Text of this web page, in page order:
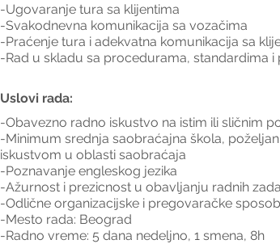
-Ugovaranje tura sa klijentima
-Svakodnevna komunikacija sa vozačima
-Praćenje tura i adekvatna komunikacija sa
-Rad u skladu sa procedurama, standardima
Uslovi rada:
-Obavezno radno iskustvo na istim ili sličnim
-Minimum srednja saobraćajna škola,
iskustvom u oblasti saobraćaja
-Poznavanje engleskog jezika
-Ažurnost i prezicnost u obavljanju radnih
-Odlične organizacijske i pregovaračke
-Mesto rada: Beograd
-Radno vreme: 5 dana nedeljno, 1 smena, 8h